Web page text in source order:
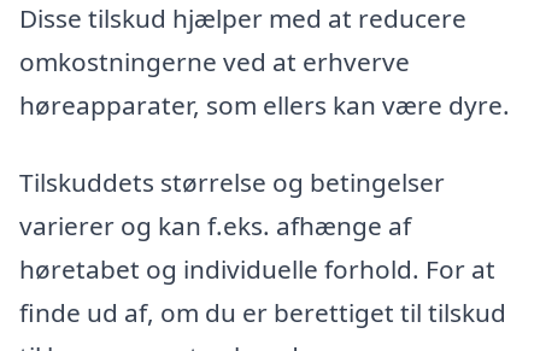
Disse tilskud hjælper med at reducere
omkostningerne ved at erhverve
høreapparater, som ellers kan være dyre.
Tilskuddets størrelse og betingelser
varierer og kan f.eks. afhænge af
høretabet og individuelle forhold. For at
finde ud af, om du er berettiget til tilskud